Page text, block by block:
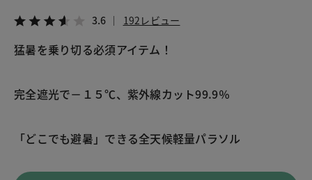
3.6 192レビュー
猛暑を乗り切る必須アイテム！
完全遮光で－１５℃、紫外線カット99.9％
「どこでも避暑」できる全天候軽量パラソル